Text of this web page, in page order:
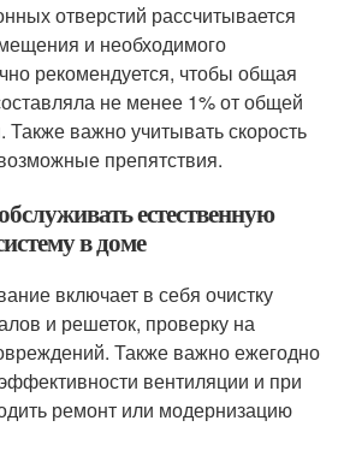
отверстий рассчитывается
и необходимого
рекомендуется, чтобы общая
не менее 1% от общей
важно учитывать скорость
препятствия.
естественную
в доме
включает в себя очистку
и решеток, проверку на
Также важно ежегодно
вентиляции и при
ремонт или модернизацию